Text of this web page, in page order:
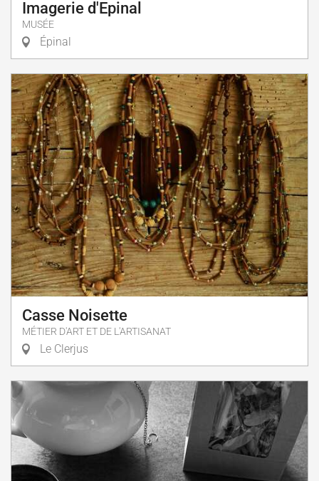
Imagerie d'Epinal
MUSÉE
Épinal
Casse Noisette
MÉTIER D'ART ET DE L'ARTISANAT
Le Clerjus